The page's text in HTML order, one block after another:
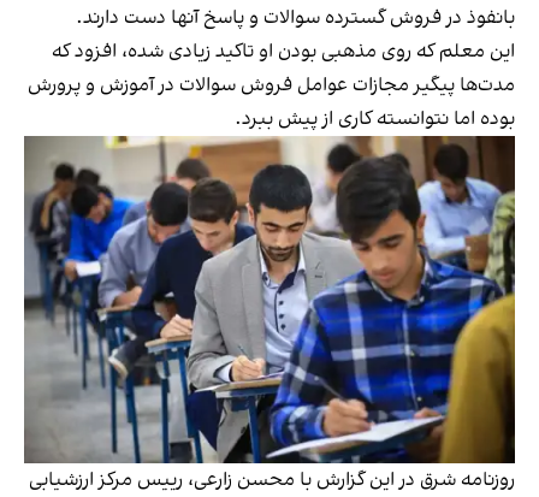
بانفوذ در فروش گسترده سوالات و پاسخ آنها دست دارند.
این معلم که روی مذهبی بودن او تاکید زیادی شده، افزود که
مدت‌ها پیگیر مجازات عوامل فروش سوالات در آموزش و پرورش
بوده اما نتوانسته کاری از پیش ببرد.
روزنامه شرق در این گزارش با محسن زارعی، رییس مرکز ارزشیابی